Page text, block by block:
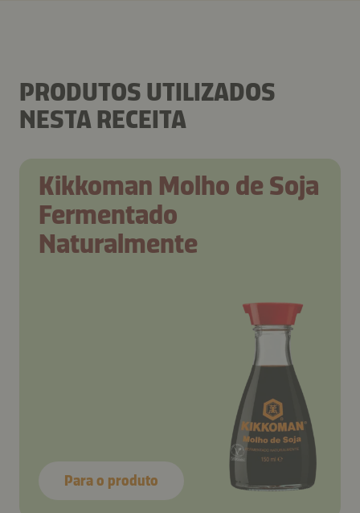
PRODUTOS UTILIZADOS
NESTA RECEITA
Kikkoman Molho de Soja
Fermentado
Naturalmente
Para o produto